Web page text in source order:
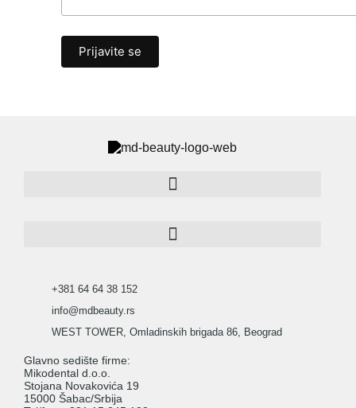
+381 64 64 38 152
info@mdbeauty.rs
WEST TOWER, Omladinskih brigada 86, Beograd
Glavno sedište firme:
Mikodental d.o.o.
Stojana Novakovića 19
15000 Šabac/Srbija